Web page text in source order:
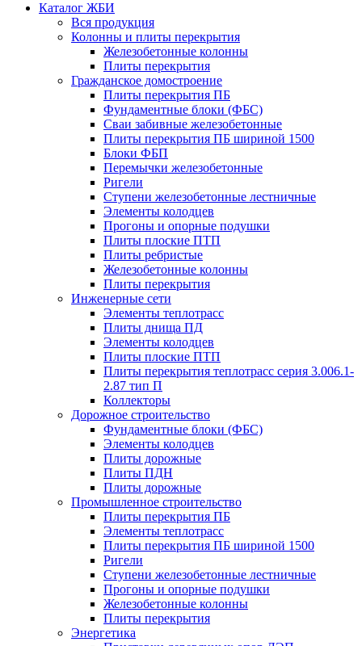
Каталог ЖБИ
Вся продукция
Колонны и плиты перекрытия
Железобетонные колонны
Плиты перекрытия
Гражданское домостроение
Плиты перекрытия ПБ
Фундаментные блоки (ФБС)
Сваи забивные железобетонные
Плиты перекрытия ПБ шириной 1500
Блоки ФБП
Перемычки железобетонные
Ригели
Ступени железобетонные лестничные
Элементы колодцев
Прогоны и опорные подушки
Плиты плоские ПТП
Плиты ребристые
Железобетонные колонны
Плиты перекрытия
Инженерные сети
Элементы теплотрасс
Плиты днища ПД
Элементы колодцев
Плиты плоские ПТП
Плиты перекрытия теплотрасс серия 3.006.1-
2.87 тип П
Коллекторы
Дорожное строительство
Фундаментные блоки (ФБС)
Элементы колодцев
Плиты дорожные
Плиты ПДН
Плиты дорожные
Промышленное строительство
Плиты перекрытия ПБ
Элементы теплотрасс
Плиты перекрытия ПБ шириной 1500
Ригели
Ступени железобетонные лестничные
Прогоны и опорные подушки
Железобетонные колонны
Плиты перекрытия
Энергетика